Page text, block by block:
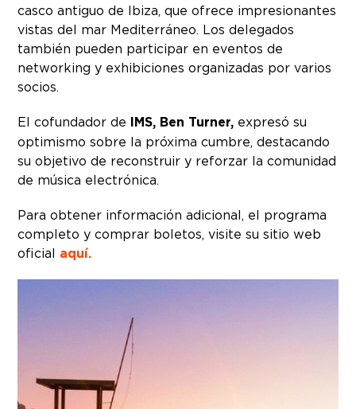
casco antiguo de Ibiza, que ofrece impresionantes
vistas del mar Mediterráneo. Los delegados
también pueden participar en eventos de
networking y exhibiciones organizadas por varios
socios.
El cofundador de IMS, Ben Turner, expresó su
optimismo sobre la próxima cumbre, destacando
su objetivo de reconstruir y reforzar la comunidad
de música electrónica.
Para obtener información adicional, el programa
completo y comprar boletos, visite su sitio web
oficial aquí.